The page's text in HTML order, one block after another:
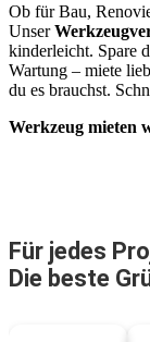
Ob für Bau,
Unser
kinderleicht. Spare
Wartung – miete
du es brauchst.
Werkzeug mieten
Für jedes
Die beste